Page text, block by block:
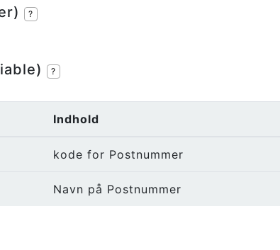
?
?
Indhold
kode for Postnummer
Navn på Postnummer